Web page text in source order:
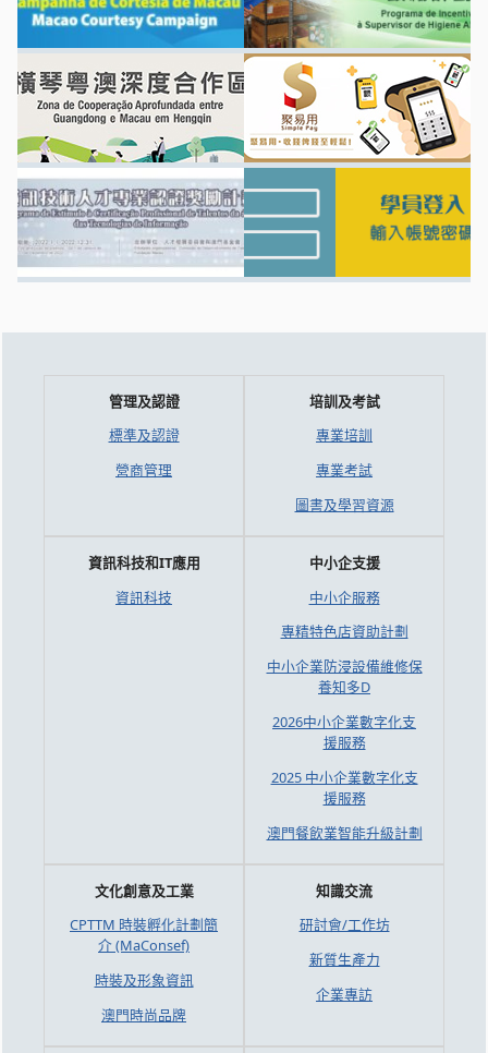
管理及認證
標準及認證
營商管理
培訓及考試
專業培訓
專業考試
圖書及學習資源
資訊科技和IT應用
資訊科技
中小企支援
中小企服務
專精特色店資助計劃
中小企業防浸設備維修保
養知多D
2026中小企業數字化支
援服務
2025 中小企業數字化支
援服務
澳門餐飲業智能升級計劃
文化創意及工業
CPTTM 時裝孵化計劃簡
介 (MaConsef)
時裝及形象資訊
澳門時尚品牌
知識交流
研討會/工作坊
新質生產力
企業專訪